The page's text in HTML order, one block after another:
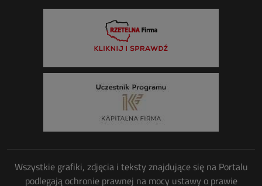
Wszystkie grafiki, zdjęcia i teksty znajdujące się na Portalu
podlegają ochronie prawnej na mocy ustawy o prawie